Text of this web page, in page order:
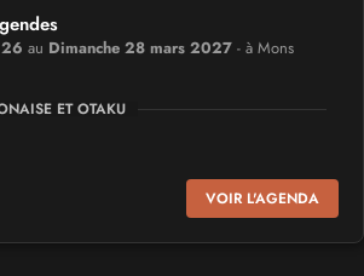
au Dimanche 28 mars 2027 - à Mons
ET OTAKU
VOIR L'AGENDA